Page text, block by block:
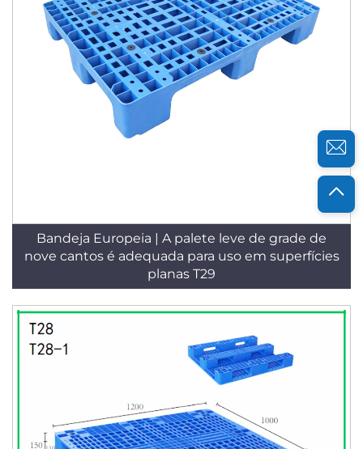
Bandeja Europeia | A palete leve de grade de
nove cantos é adequada para uso em superfícies
planas T29